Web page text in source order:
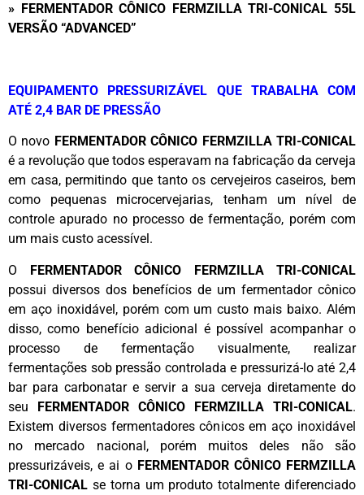
» FERMENTADOR CÔNICO FERMZILLA TRI-CONICAL 55L
VERSÃO “ADVANCED”
EQUIPAMENTO PRESSURIZÁVEL QUE TRABALHA COM
ATÉ 2,4 BAR DE PRESSÃO
O novo FERMENTADOR CÔNICO FERMZILLA TRI-CONICAL
é a revolução que todos esperavam na fabricação da cerveja
em casa, permitindo que tanto os cervejeiros caseiros, bem
como pequenas microcervejarias, tenham um nível de
controle apurado no processo de fermentação, porém com
um mais custo acessível.
O FERMENTADOR CÔNICO FERMZILLA TRI-CONICAL
possui diversos dos benefícios de um fermentador cônico
em aço inoxidável, porém com um custo mais baixo. Além
disso, como benefício adicional é possível acompanhar o
processo de fermentação visualmente, realizar
fermentações sob pressão controlada e pressurizá-lo até 2,4
bar para carbonatar e servir a sua cerveja diretamente do
seu FERMENTADOR CÔNICO FERMZILLA TRI-CONICAL.
Existem diversos fermentadores cônicos em aço inoxidável
no mercado nacional, porém muitos deles não são
pressurizáveis, e ai o FERMENTADOR CÔNICO FERMZILLA
TRI-CONICAL se torna um produto totalmente diferenciado